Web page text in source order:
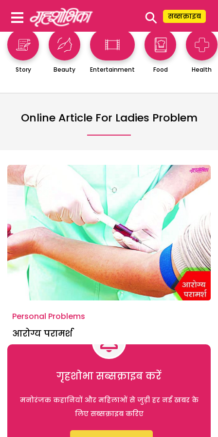
⚲ सब्सक्राइब
Story Beauty Entertainment Food Health
Online Article For Ladies Problem
Personal Problems
आरोग्य परामर्श
गृहशोभा सब्सक्राइब करें
मनोरंजक कहानियों और महिलाओं से जुड़ी हर नई खबर के
लिए सब्सक्राइब करिए